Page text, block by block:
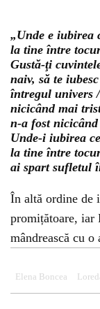
„Unde e iubirea
la tine între
Gustă-ţi
naiv, să te
întregul univers
nicicând mai
n-a fost
Unde-i iubirea
la tine între
ai spart sufletul
În altă ordine de
promițătoare, iar
mândrească cu o
Elena Boncea